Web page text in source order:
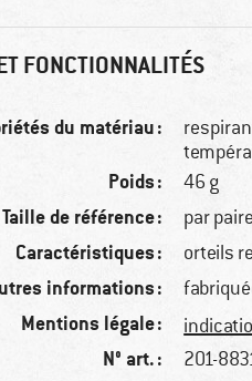
FONCTIONNALITÉS
du matériau :
Poids : 46 g
Taille de référence : par
Caractéristiques : orteils
informations :
Mentions légale :
N° art. : 201-